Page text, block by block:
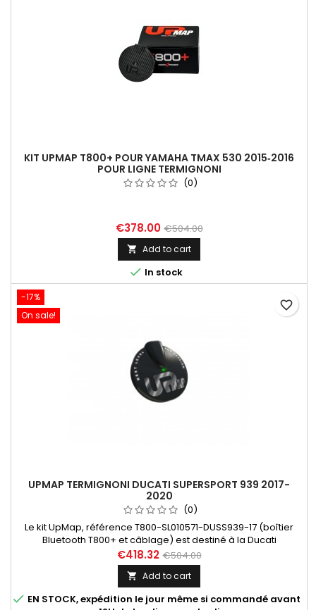
KIT UPMAP T800+ POUR YAMAHA TMAX 530 2015‑2016
POUR LIGNE TERMIGNONI
(0)
€378.00 €504.00
 Add to cart
 In stock
-17%
On sale!
UPMAP TERMIGNONI DUCATI SUPERSPORT 939 2017-
2020
(0)
Le kit UpMap, référence T800-SL010571-DUSS939-17 (boîtier
Bluetooth T800+ et câblage) est destiné à la Ducati
Supersport 939 2017 à 2020. Dans "En savoir plus", découvrez
les différentes maps disponibles en fonction des
configurations.
€418.32 €504.00
 Add to cart
 EN STOCK, expédition le jour même si commandé avant
favorite_border